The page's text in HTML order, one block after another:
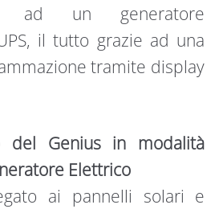
ad un generatore
il tutto grazie ad una
tramite display
del Genius in modalità
Elettrico
ai pannelli solari e